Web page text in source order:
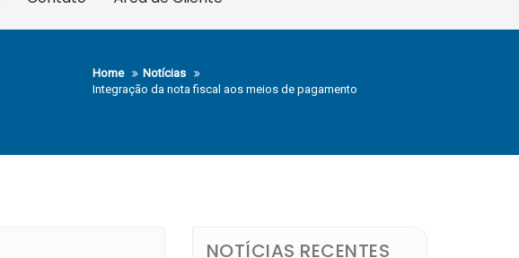
Home
Notícias
Integração da nota fiscal aos meios de pagamento
NOTÍCIAS RECENTES